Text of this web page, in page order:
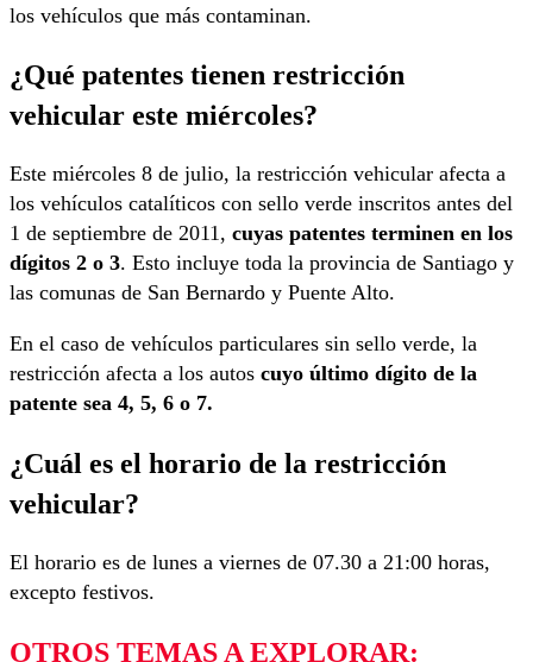
los vehículos que más contaminan.
¿Qué patentes tienen restricción
vehicular este miércoles?
Este miércoles 8 de julio, la restricción vehicular afecta a
los vehículos catalíticos con sello verde inscritos antes del
1 de septiembre de 2011, cuyas patentes terminen en los
dígitos 2 o 3. Esto incluye toda la provincia de Santiago y
las comunas de San Bernardo y Puente Alto.
En el caso de vehículos particulares sin sello verde, la
restricción afecta a los autos cuyo último dígito de la
patente sea 4, 5, 6 o 7.
¿Cuál es el horario de la restricción
vehicular?
El horario es de lunes a viernes de 07.30 a 21:00 horas,
excepto festivos.
OTROS TEMAS A EXPLORAR: